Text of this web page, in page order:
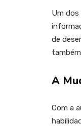
Um dos
de
A
Com a